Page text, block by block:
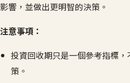
影響，並做出更明智的決策。
注意事項：
投資回收期只是一個參考指標
策。